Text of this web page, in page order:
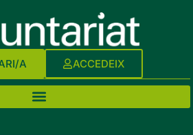
A ACCEDEIX